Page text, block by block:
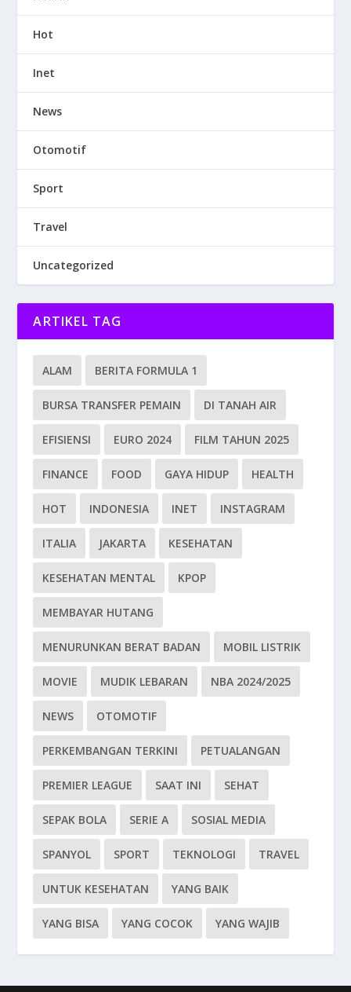
Hot
Inet
News
Otomotif
Sport
Travel
Uncategorized
ARTIKEL TAG
ALAM BERITA FORMULA 1
BURSA TRANSFER PEMAIN DI TANAH AIR
EFISIENSI EURO 2024 FILM TAHUN 2025
FINANCE FOOD GAYA HIDUP HEALTH
HOT INDONESIA INET INSTAGRAM
ITALIA JAKARTA KESEHATAN
KESEHATAN MENTAL KPOP
MEMBAYAR HUTANG
MENURUNKAN BERAT BADAN MOBIL LISTRIK
MOVIE MUDIK LEBARAN NBA 2024/2025
NEWS OTOMOTIF
PERKEMBANGAN TERKINI PETUALANGAN
PREMIER LEAGUE SAAT INI SEHAT
SEPAK BOLA SERIE A SOSIAL MEDIA
SPANYOL SPORT TEKNOLOGI TRAVEL
UNTUK KESEHATAN YANG BAIK
YANG BISA YANG COCOK YANG WAJIB